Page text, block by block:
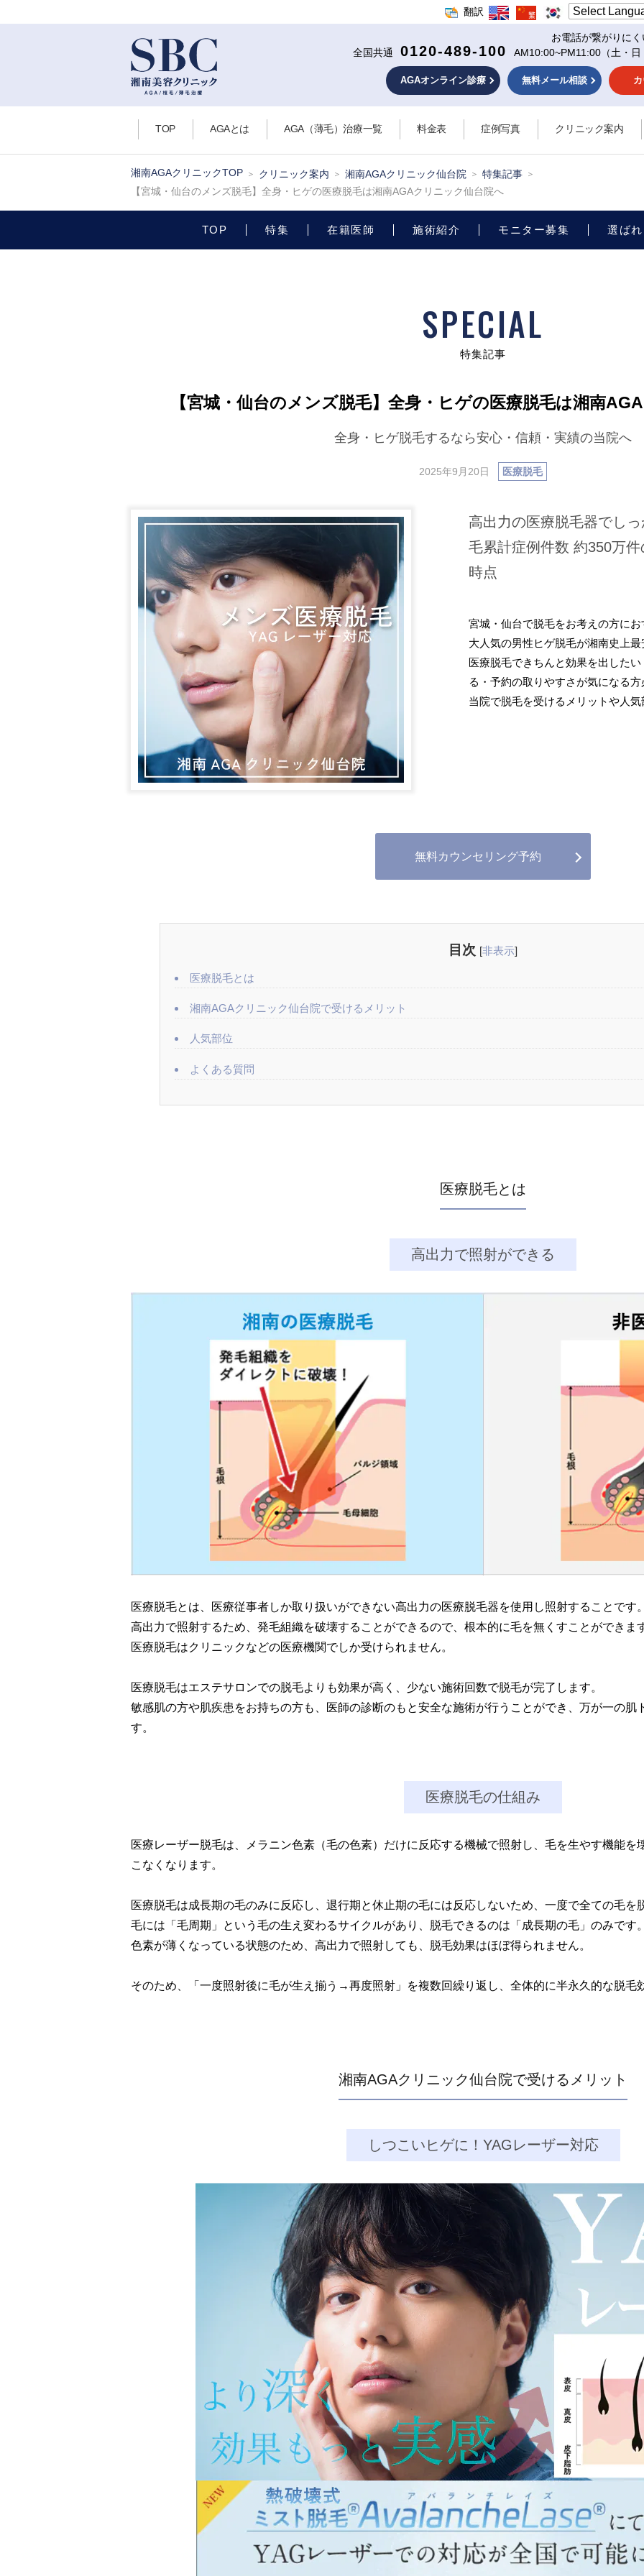
翻訳
お電話が繋がりに
全国共通
0120-489-100 AM10:00~PM11:00 （土・
AGAオンライン診療 無料メール相談
TOP AGAとは AGA（薄毛）治療一覧 料金表 症例写真 クリニック案内
湘南AGAクリニックTOP クリニック案内 湘南AGAクリニック仙台院
特集記事
【宮城・仙台のメンズ脱毛】全身・ヒゲの医療脱毛は湘南AGAクリニック仙台院へ
TOP 特集 在籍医師 施術紹介 モニター募集 選ば
SPECIAL
特集記事
【宮城・仙台のメンズ脱毛】全身・ヒゲの医療脱毛は湘南
全身・ヒゲ脱毛するなら安心・信頼・実績の当院へ
2025年9月20日 医療脱毛
高出力の医療脱毛器でし
毛累計症例件数 約350万
時点
宮城・仙台で脱毛をお考えの方に
大人気の男性ヒゲ脱毛が湘南史上
医療脱毛できちんと効果を出した
る・予約の取りやすさが気になる方
当院で脱毛を受けるメリットや人
無料カウンセリング予約
目次 [非表示]
医療脱毛とは
湘南AGAクリニック仙台院で受けるメリット
人気部位
よくある質問
医療脱毛とは
高出力で照射ができる
医療脱毛とは、医療従事者しか取り扱いができない高出力の医療脱毛器を使用し照射することです
高出力で照射するため、発毛組織を破壊することができるので、根本的に毛を無くすことができま
医療脱毛はクリニックなどの医療機関でしか受けられません。
医療脱毛はエステサロンでの脱毛よりも効果が高く、少ない施術回数で脱毛が完了します。
敏感肌の方や肌疾患をお持ちの方も、医師の診断のもと安全な施術が行うことができ、万が一の肌
す。
医療脱毛の仕組み
医療レーザー脱毛は、メラニン色素（毛の色素）だけに反応する機械で照射し、毛を生やす機能を
こなくなります。
医療脱毛は成長期の毛のみに反応し、退行期と休止期の毛には反応しないため、一度で全ての毛を
毛には「毛周期」という毛の生え変わるサイクルがあり、脱毛できるのは「成長期の毛」のみです
色素が薄くなっている状態のため、高出力で照射しても、脱毛効果はほぼ得られません。
そのため、「一度照射後に毛が生え揃う→再度照射」を複数回繰り返し、全体的に半永久的な脱毛
湘南AGAクリニック仙台院で受けるメリット
しつこいヒゲに！YAGレーザー対応